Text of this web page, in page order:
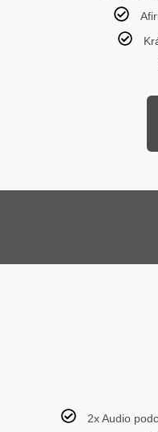
2x Audio